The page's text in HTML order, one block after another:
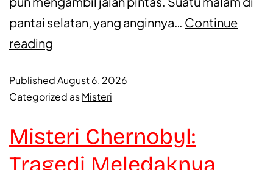
pantai selatan, yang anginnya… Continue
reading
PublishedAugust 6, 2026
Categorized asMisteri
Misteri Chernobyl: